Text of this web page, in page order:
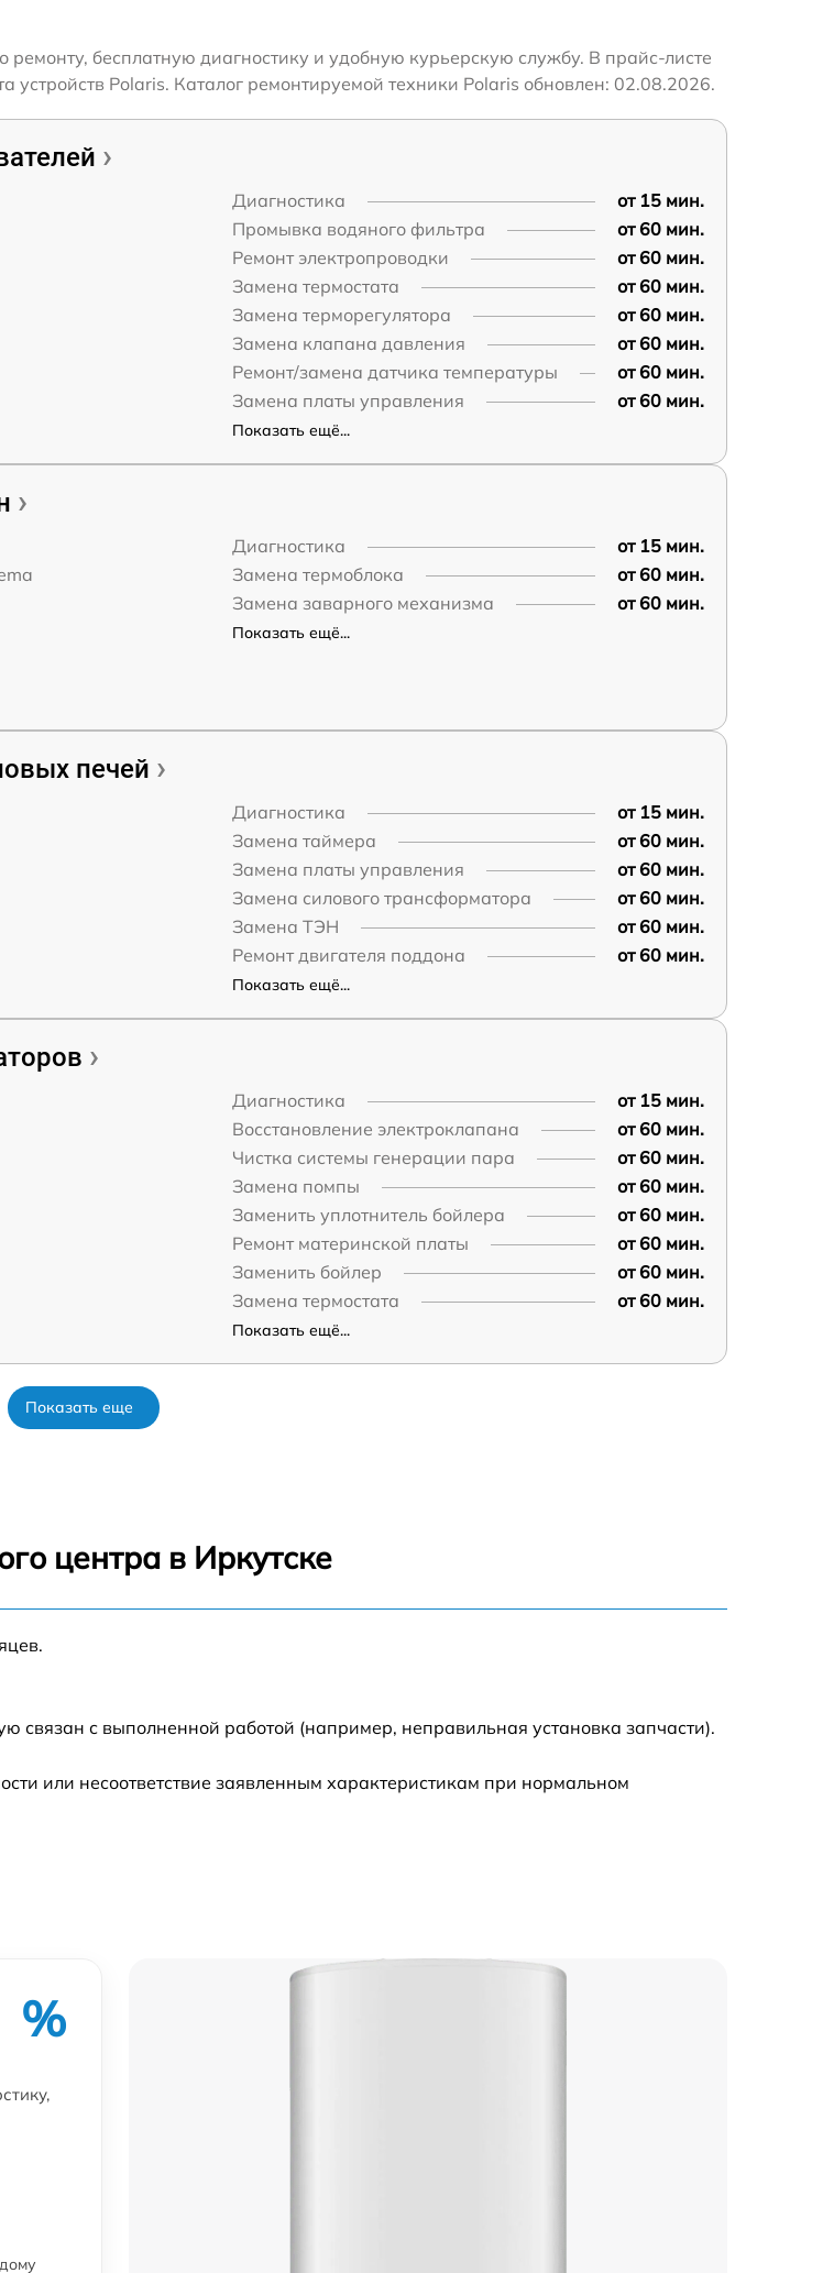
бесплатную диагностику и удобную курьерскую службу. В прайс-листе
Polaris. Каталог ремонтируемой техники Polaris обновлен: 02.08.2026.
Диагностика
от 15 мин.
Промывка водяного фильтра
от 60 мин.
Ремонт электропроводки
от 60 мин.
Замена термостата
от 60 мин.
Замена терморегулятора
от 60 мин.
Замена клапана давления
от 60 мин.
Ремонт/замена датчика температуры
от 60 мин.
Замена платы управления
от 60 мин.
Показать ещё...
Диагностика
от 15 мин.
Замена термоблока
от 60 мин.
Замена заварного механизма
от 60 мин.
Показать ещё...
печей
Диагностика
от 15 мин.
Замена таймера
от 60 мин.
Замена платы управления
от 60 мин.
Замена силового трансформатора
от 60 мин.
Замена ТЭН
от 60 мин.
Ремонт двигателя поддона
от 60 мин.
Показать ещё...
Диагностика
от 15 мин.
Восстановление электроклапана
от 60 мин.
Чистка системы генерации пара
от 60 мин.
Замена помпы
от 60 мин.
Заменить уплотнитель бойлера
от 60 мин.
Ремонт материнской платы
от 60 мин.
Заменить бойлер
от 60 мин.
Замена термостата
от 60 мин.
Показать ещё...
Показать еще
центра в Иркутске
связан с выполненной работой (например, неправильная установка запчасти).
или несоответствие заявленным характеристикам при нормальном
%